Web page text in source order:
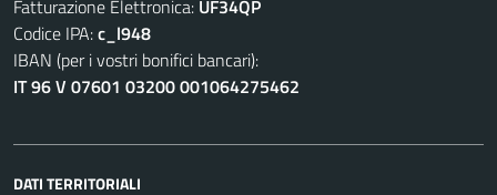
Fatturazione Elettronica: UF34QP
Codice IPA:c_l948
IBAN (per i vostri bonifici bancari):
IT 96 V 07601 03200 001064275462
DATI TERRITORIALI